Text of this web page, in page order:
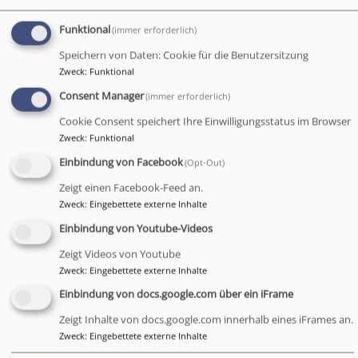
Johannes am Preysingplatz amDonnerstag, 29. Februar
2024 um 20 Uhr.
Eintritt frei,Spendenbasis!
Johannespassion am
29.03.2024 um 14 Uhr
Johanneskirche um 14:00
Uhr die Johannespassion
von Johann Sebastian
Funktional(immer erforderlich)
Speichern von Daten: Cookie für die Benutzersitzung
Zweck: Funktional
Consent Manager(immer erforderlich)
Cookie Consent speichert Ihre Einwilligungsstatus im Browser
Zweck: Funktional
Einbindung von Facebook(Opt-Out)
Zeigt einen Facebook-Feed an.
Zweck: Eingebettete externe Inhalte
Einbindung von Youtube-Videos
Zeigt Videos von Youtube
Zweck: Eingebettete externe Inhalte
Einbindung von docs.google.com über ein iFrame
Zeigt Inhalte von docs.google.com innerhalb eines iFrames an.
Zweck: Eingebettete externe Inhalte